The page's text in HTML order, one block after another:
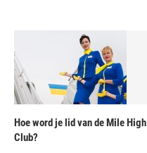
Hoe word je lid van de Mile High
Club?